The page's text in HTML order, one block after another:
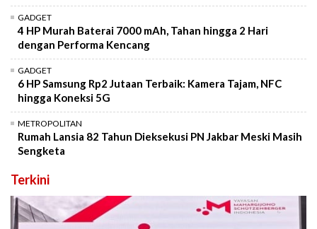
GADGET
4 HP Murah Baterai 7000 mAh, Tahan hingga 2 Hari
dengan Performa Kencang
GADGET
6 HP Samsung Rp2 Jutaan Terbaik: Kamera Tajam, NFC
hingga Koneksi 5G
METROPOLITAN
Rumah Lansia 82 Tahun Dieksekusi PN Jakbar Meski Masih
Sengketa
Terkini